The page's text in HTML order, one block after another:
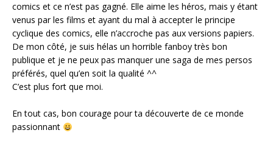
comics et ce n’est pas gagné. Elle aime les héros, mais y étant
venus par les films et ayant du mal à accepter le principe
cyclique des comics, elle n’accroche pas aux versions papiers.
De mon côté, je suis hélas un horrible fanboy très bon
publique et je ne peux pas manquer une saga de mes persos
préférés, quel qu’en soit la qualité ^^
C’est plus fort que moi.
En tout cas, bon courage pour ta découverte de ce monde
passionnant